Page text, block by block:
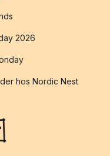
2026
hos Nordic Nest